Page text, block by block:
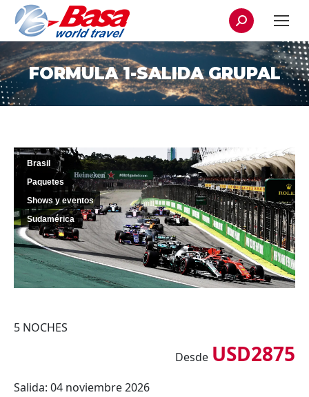
Buscar:
FORMULA 1-SALIDA GRUPAL
Brasil
Paquetes
Shows y eventos
Sudamérica
5 NOCHES
Desde USD2875
Salida: 04 noviembre 2026